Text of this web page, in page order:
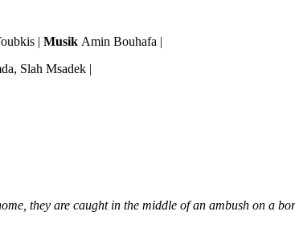
| Musik Amin Bouhafa |
Slah Msadek |
they are caught in the middle of an ambush on a